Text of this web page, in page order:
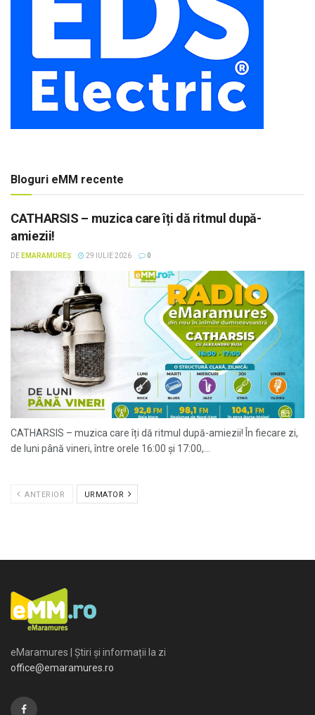
Bloguri eMM recente
CATHARSIS – muzica care îți dă ritmul după-
amiezii!
DE EMARAMUREȘ 29 IULIE 2026 0
CATHARSIS – muzica care îți dă ritmul după-amiezii! În fiecare zi,
de luni până vineri, între orele 16:00 și 17:00,...
ANTERIOR URMATOR
eMaramures | Știri și informații la zi
office@emaramures.ro